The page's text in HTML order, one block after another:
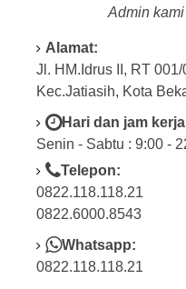
Admin
Alamat:
Jl. HM.Idrus II, RT
Kec.Jatiasih, Kota
Hari dan jam
Senin - Sabtu : 9:00 -
Telepon:
0822.118.118.21
0822.6000.8543
Whatsapp:
0822.118.118.21